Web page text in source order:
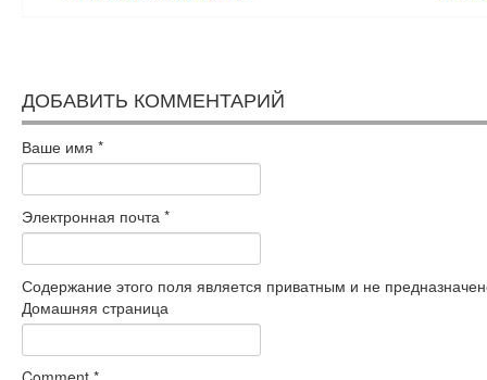
ДОБАВИТЬ КОММЕНТАРИЙ
Ваше имя *
Электронная почта *
Содержание этого поля является приватным и не
Домашняя страница